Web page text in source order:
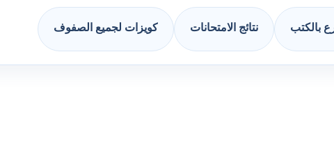
بالكتب نتائج الامتحانات كويزات لجميع الصفوف